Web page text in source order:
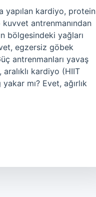
yapılan kardiyo, protein
antrenmanından
bölgesindeki yağları
egzersiz göbek
antrenmanları yavaş
kardiyo (HIIT
mı? Evet, ağırlık